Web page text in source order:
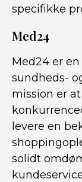
specifikke
Med24
Med24 er
sundheds-
mission er
levere en
solidt